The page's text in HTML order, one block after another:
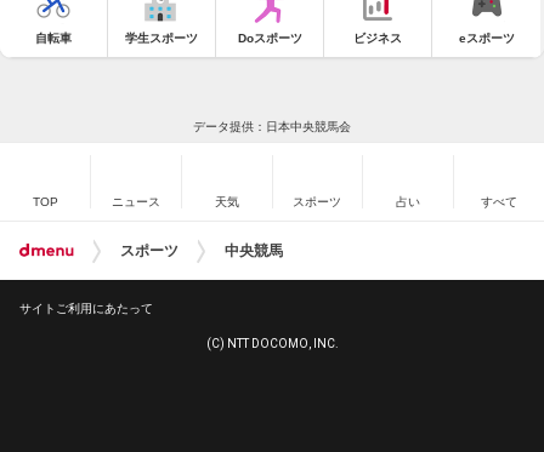
自転車 学生スポーツ Doスポーツ ビジネス eスポーツ
データ提供：日本中央競馬会
TOP ニュース 天気 スポーツ 占い すべて
スポーツ 中央競馬
サイトご利用にあたって
(C) NTT DOCOMO, INC.